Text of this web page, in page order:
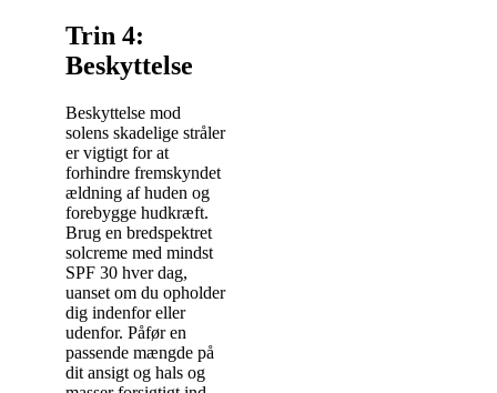
Trin 4:
Beskyttelse
Beskyttelse mod
solens skadelige stråler
er vigtigt for at
forhindre fremskyndet
ældning af huden og
forebygge hudkræft.
Brug en bredspektret
solcreme med mindst
SPF 30 hver dag,
uanset om du opholder
dig indenfor eller
udenfor. Påfør en
passende mængde på
dit ansigt og hals og